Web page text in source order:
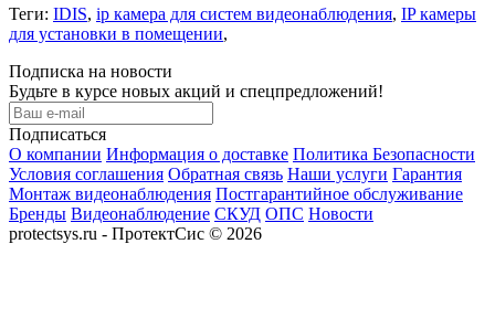
Теги: IDIS, ip камера для систем видеонаблюдения, IP камеры
для установки в помещении,
Подписка на новости
Будьте в курсе новых акций и спецпредложений!
Подписаться
О компании Информация о доставке Политика Безопасности
Условия соглашения Обратная связь Наши услуги Гарантия
Монтаж видеонаблюдения Постгарантийное обслуживание
Бренды Видеонаблюдение СКУД ОПС Новости
protectsys.ru - ПротектСис © 2026